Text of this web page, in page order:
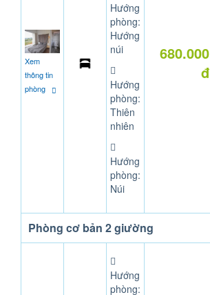
Xem
thông tin
phòng
Hướng
phòng:
Hướng
núi
Hướng
phòng:
Thiên
nhiên
Hướng
phòng:
Núi
680.000
đ
Phòng cơ bản 2 giường
Hướng
phòng: